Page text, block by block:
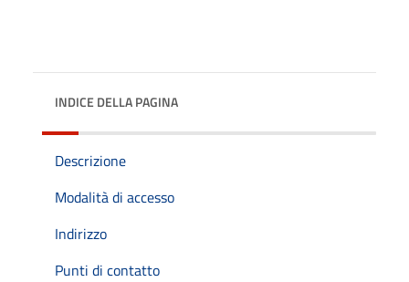
INDICE DELLA PAGINA
Descrizione
Modalità di accesso
Indirizzo
Punti di contatto